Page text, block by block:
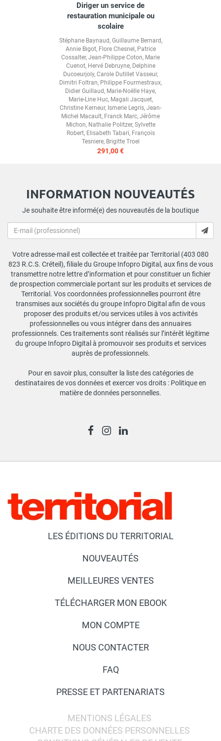
Diriger un service de
restauration municipale ou
scolaire
Stéphane Baynaud, Guillaume Bernard,
Annie Bigot, Flore Chesnel, Patrice
Cossalter, Jean-Philippe Coton, Marie
Cuenot, Hervé Debruyne, Delphine
Ducoeurjoly, Carole Dutillet Vasseur,
Dimitri Foltran, Philippe Fourmestraux,
Didier Guillaud, Marie-Noëlle Haye,
Marie-Line Huc, Magali Jacquet,
Christine Kerneur, Ismerie Legris, Jean-
Michel Macault, Franck Marc, Jérôme
Michon, Nathalie Politzer, Sylvette
Robert, Elisabeth Tabari, François
Tesniere, Brigitte Troel
291,00 €
INFORMATION NOUVEAUTÉS
Je souhaite être informé(e) des nouveautés de la boutique
Votre adresse-mail est collectée et traitée par Territorial (403 080
823 R.C.S. Créteil), filiale du Groupe Infopro Digital, aux fins de vous
transmettre notre lettre d’information et pour constituer un fichier
de prospection commerciale portant sur les produits et services de
Territorial. Vos coordonnées professionnelles pourront être
transmises aux sociétés du groupe Infopro Digital afin de vous
proposer des produits et/ou services utiles à vos activités
professionnelles ou vous intégrer dans des annuaires
professionnels. Ces traitements sont réalisés sur l’intérêt légitime
du groupe Infopro Digital à promouvoir ses produits et services
auprès de professionnels.
Pour en savoir plus, consulter la liste des catégories de
destinataires de vos données et exercer vos droits : Politique en
matière de données personnelles.
LES ÉDITIONS DU TERRITORIAL
NOUVEAUTÉS
MEILLEURES VENTES
TÉLÉCHARGER MON EBOOK
MON COMPTE
NOUS CONTACTER
FAQ
PRESSE ET PARTENARIATS
MENTIONS LÉGALES
CHARTE DES DONNÉES PERSONNELLES